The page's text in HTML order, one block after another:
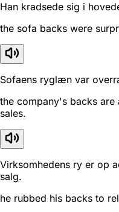
Han kradsede sig i
the sofa backs were
Sofaens ryglæn var
the company's backs are
sales.
Virksomhedens ry er op
salg.
he rubbed his backs to